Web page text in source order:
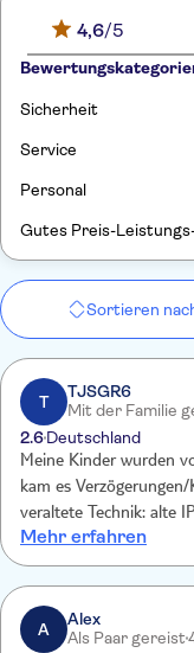
4,6/5
Sicherheit
Service
Personal
Gutes Preis-
Sortieren
T
TJSGR6
Mit der Familie
2.6Deutschland
Meine Kinder wurden
kam es
veraltete Technik: alte
Mono-Ohrstöpsel pro
dem Besuch von
mit zwei Teenagern bei
füllen war.
Mehr erfahren
A
Alex
Als Paar gereist